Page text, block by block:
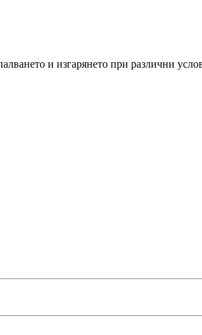
и изгарянето при различни